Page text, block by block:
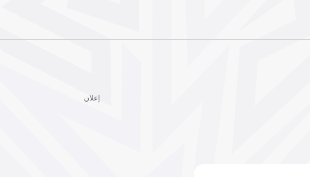
إعلان